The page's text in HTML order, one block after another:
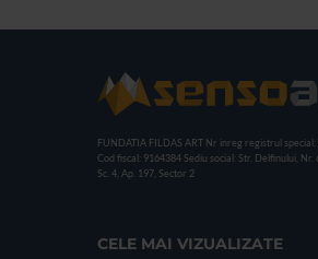
FUNDATIA FILDAS ART Nr inreg registrul special:
Cod fiscal: 9164384 Sediu social: Str. Delfinului, Nr.
Sc. 4, Ap. 197, Sector 2
CELE MAI VIZUALIZATE